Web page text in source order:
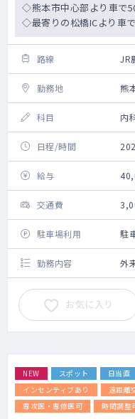
◇熊本市中心部より車で
◇最寄りの松橋ICより車
路線 JR
勤務地 熊
科目 内
日程/時間
給与
交通費
駐車場利用 駐
勤務内容 外
お気に入り
NEW スポット 日当直
インセンティブあり
遠距離
専攻医・専修医可
時間調整